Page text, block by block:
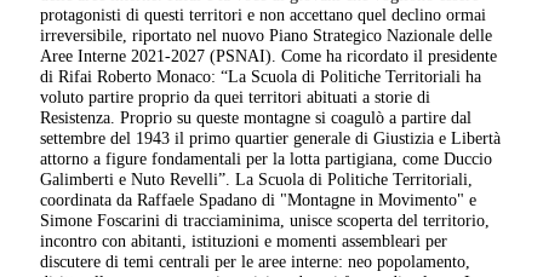
protagonisti di questi territori e non accettano quel declino ormai
irreversibile, riportato nel nuovo Piano Strategico Nazionale delle
Aree Interne 2021-2027 (PSNAI). Come ha ricordato il presidente
di Rifai Roberto Monaco: “La Scuola di Politiche Territoriali ha
voluto partire proprio da quei territori abituati a storie di
Resistenza. Proprio su queste montagne si coagulò a partire dal
settembre del 1943 il primo quartier generale di Giustizia e Libertà
attorno a figure fondamentali per la lotta partigiana, come Duccio
Galimberti e Nuto Revelli”. La Scuola di Politiche Territoriali,
coordinata da Raffaele Spadano di "Montagne in Movimento" e
Simone Foscarini di tracciaminima, unisce scoperta del territorio,
incontro con abitanti, istituzioni e momenti assembleari per
discutere di temi centrali per le aree interne: neo popolamento,